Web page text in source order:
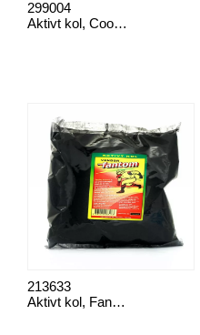
Aktivt kol, Coobra säck
299004
Aktivt kol, Fantomkol
213633